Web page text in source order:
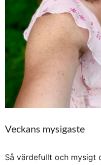
Veckans mysigaste
Så värdefullt och mysigt